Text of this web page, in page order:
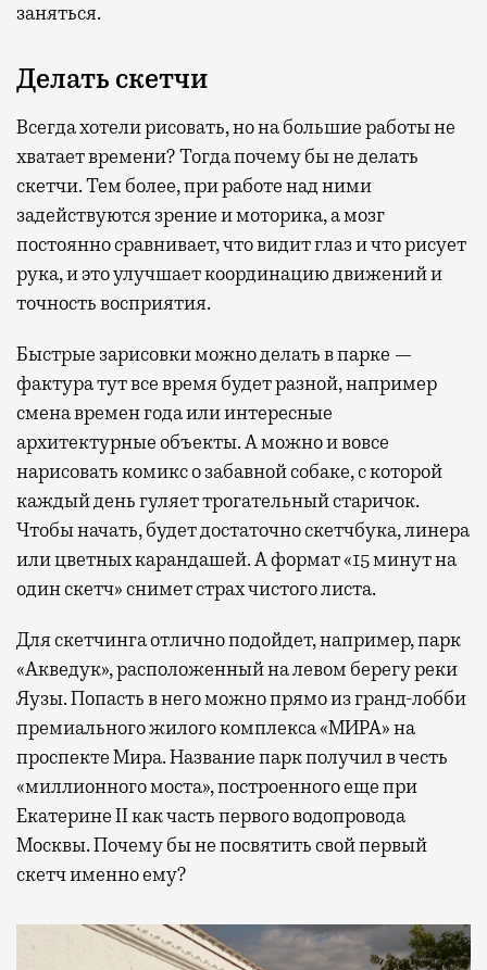
заняться.
Делать скетчи
Всегда хотели рисовать, но на большие работы не
хватает времени? Тогда почему бы не делать
скетчи. Тем более, при работе над ними
задействуются зрение и моторика, а мозг
постоянно сравнивает, что видит глаз и что рисует
рука, и это улучшает координацию движений и
точность восприятия.
Быстрые зарисовки можно делать в парке —
фактура тут все время будет разной, например
смена времен года или интересные
архитектурные объекты. А можно и вовсе
нарисовать комикс о забавной собаке, с которой
каждый день гуляет трогательный старичок.
Чтобы начать, будет достаточно скетчбука, линера
или цветных карандашей. А формат «15 минут на
один скетч» снимет страх чистого листа.
Для скетчинга отлично подойдет, например, парк
«Акведук», расположенный на левом берегу реки
Яузы. Попасть в него можно прямо из гранд-лобби
премиального жилого комплекса «МИРА» на
проспекте Мира. Название парк получил в честь
«миллионного моста», построенного еще при
Екатерине II как часть первого водопровода
Москвы. Почему бы не посвятить свой первый
скетч именно ему?